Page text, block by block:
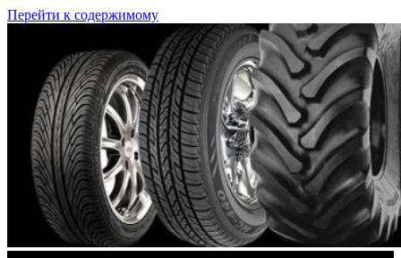
Перейти к содержимому